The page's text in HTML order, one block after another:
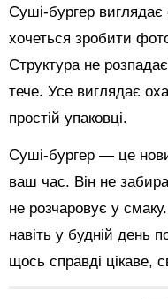
Суші-бургер
хочеться зробити
Структура не
тече. Усе виглядає
простій упаковці.
Суші-бургер — це
ваш час. Він не
не розчаровує у
навіть у будній день
щось справді цікаве,